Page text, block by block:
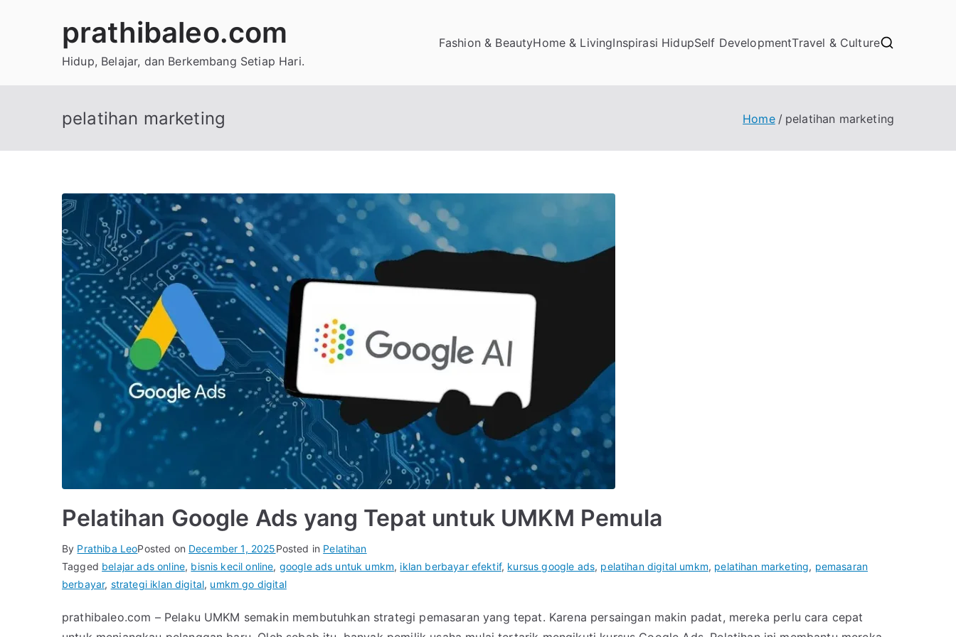
prathibaleo.com
Hidup, Belajar, dan Berkembang Setiap Hari.
Fashion & BeautyHome & LivingInspirasi HidupSelf DevelopmentTravel & Culture
pelatihan marketing Home pelatihan marketing
Pelatihan Google Ads yang Tepat untuk UMKM Pemula
By Prathiba LeoPosted on December 1, 2025Posted in Pelatihan
Tagged belajar ads online, bisnis kecil online, google ads untuk umkm, iklan berbayar efektif, kursus google ads, pelatihan digital umkm, pelatihan marketing, pemasaran
berbayar, strategi iklan digital, umkm go digital
prathibaleo.com – Pelaku UMKM semakin membutuhkan strategi pemasaran yang tepat. Karena persaingan makin padat, mereka perlu cara cepat